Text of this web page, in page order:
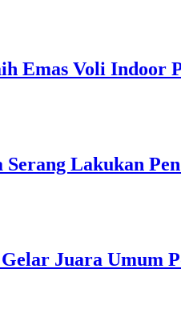
Emas Voli Indoor
Lakukan
Juara Umum